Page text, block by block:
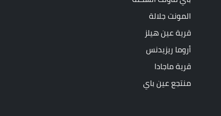
المونت جلالة
قرية عين هيلز
أروما ريزيدنس
قرية ماجادا
منتجع عين باي